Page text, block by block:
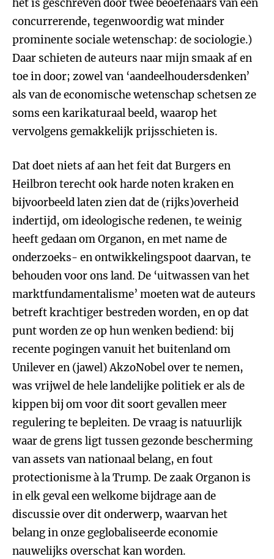
het is geschreven door twee beoefenaars van een
concurrerende, tegenwoordig wat minder
prominente sociale wetenschap: de sociologie.)
Daar schieten de auteurs naar mijn smaak af en
toe in door; zowel van ‘aandeelhoudersdenken’
als van de economische wetenschap schetsen ze
soms een karikaturaal beeld, waarop het
vervolgens gemakkelijk prijsschieten is.
Dat doet niets af aan het feit dat Burgers en
Heilbron terecht ook harde noten kraken en
bijvoorbeeld laten zien dat de (rijks)overheid
indertijd, om ideologische redenen, te weinig
heeft gedaan om Organon, en met name de
onderzoeks- en ontwikkelingspoot daarvan, te
behouden voor ons land. De ‘uitwassen van het
marktfundamentalisme’ moeten wat de auteurs
betreft krachtiger bestreden worden, en op dat
punt worden ze op hun wenken bediend: bij
recente pogingen vanuit het buitenland om
Unilever en (jawel) AkzoNobel over te nemen,
was vrijwel de hele landelijke politiek er als de
kippen bij om voor dit soort gevallen meer
regulering te bepleiten. De vraag is natuurlijk
waar de grens ligt tussen gezonde bescherming
van assets van nationaal belang, en fout
protectionisme à la Trump. De zaak Organon is
in elk geval een welkome bijdrage aan de
discussie over dit onderwerp, waarvan het
belang in onze geglobaliseerde economie
nauwelijks overschat kan worden.